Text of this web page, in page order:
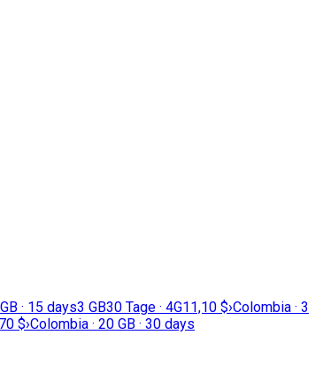
· 15 days3 GB30 Tage · 4G11,10 $›Colombia · 3
$›Colombia · 20 GB · 30 days